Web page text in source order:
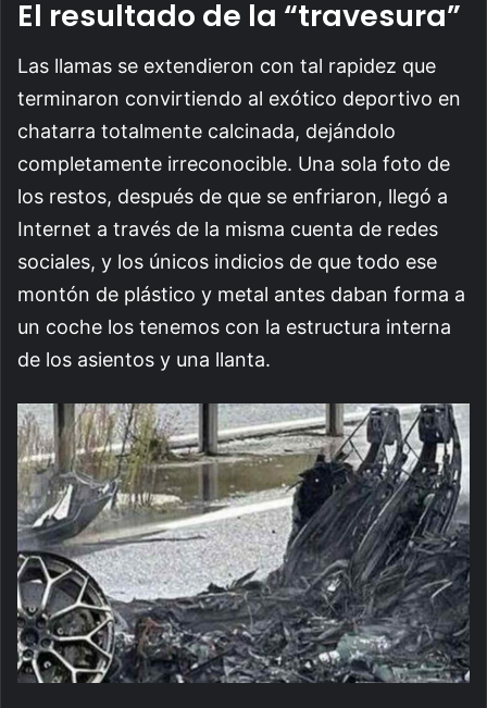
El resultado de la “travesura”
Las llamas se extendieron con tal rapidez que
terminaron convirtiendo al exótico deportivo en
chatarra totalmente calcinada, dejándolo
completamente irreconocible. Una sola foto de
los restos, después de que se enfriaron, llegó a
Internet a través de la misma cuenta de redes
sociales, y los únicos indicios de que todo ese
montón de plástico y metal antes daban forma a
un coche los tenemos con la estructura interna
de los asientos y una llanta.